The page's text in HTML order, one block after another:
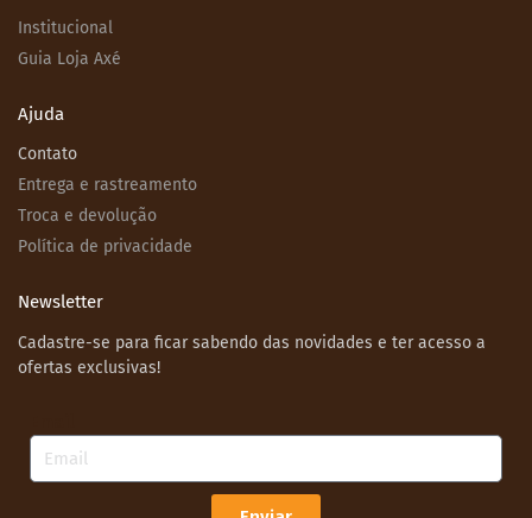
Institucional
Guia Loja Axé
Ajuda
Contato
Entrega e rastreamento
Troca e devolução
Política de privacidade
Newsletter
Cadastre-se para ficar sabendo das novidades e ter acesso a
ofertas exclusivas!